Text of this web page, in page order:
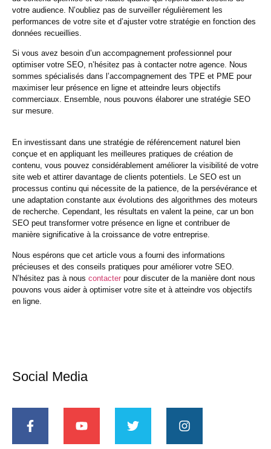
votre audience. N’oubliez pas de surveiller régulièrement les
performances de votre site et d’ajuster votre stratégie en fonction des
données recueillies.
Si vous avez besoin d’un accompagnement professionnel pour
optimiser votre SEO, n’hésitez pas à contacter notre agence. Nous
sommes spécialisés dans l’accompagnement des TPE et PME pour
maximiser leur présence en ligne et atteindre leurs objectifs
commerciaux. Ensemble, nous pouvons élaborer une stratégie SEO
sur mesure.
En investissant dans une stratégie de référencement naturel bien
conçue et en appliquant les meilleures pratiques de création de
contenu, vous pouvez considérablement améliorer la visibilité de votre
site web et attirer davantage de clients potentiels. Le SEO est un
processus continu qui nécessite de la patience, de la persévérance et
une adaptation constante aux évolutions des algorithmes des moteurs
de recherche. Cependant, les résultats en valent la peine, car un bon
SEO peut transformer votre présence en ligne et contribuer de
manière significative à la croissance de votre entreprise.
Nous espérons que cet article vous a fourni des informations
précieuses et des conseils pratiques pour améliorer votre SEO.
N’hésitez pas à nous contacter pour discuter de la manière dont nous
pouvons vous aider à optimiser votre site et à atteindre vos objectifs
en ligne.
Social Media